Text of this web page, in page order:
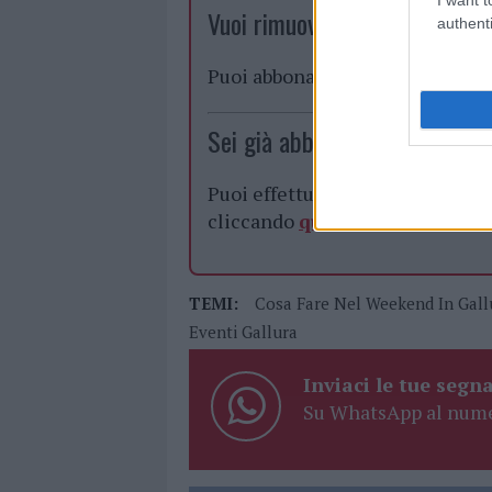
Vuoi rimuovere le pubblicità
Puoi abbonarti a
Sei già abbonato?
Puoi effettuare l'accesso
cliccando qui
TEMI: Cosa Fare Nel Weekend In
Eventi Gallura
Inviaci le tue
Su WhatsApp al